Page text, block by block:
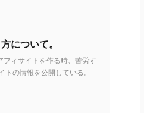
について。
ィサイトを作る時、苦労す
の情報を公開している。